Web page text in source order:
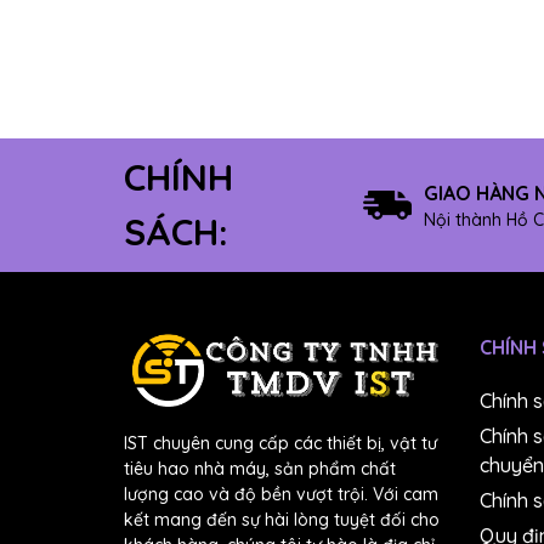
8" Không keo
Máy mài dây
#4000
#5000
#7000
#8000
Dung dịch chuẩn pH
Máy đúc
Bút đo NO3-
CHÍNH
SÁCH:
GIAO HÀNG
Nội thành Hồ
IST chuyên cung cấp các thiết bị, vật tư
tiêu hao nhà máy, sản phẩm chất
lượng cao và độ bền vượt trội. Với cam
kết mang đến sự hài lòng tuyệt đối cho
CHÍNH
Chính
Chính
chuyển
Chính
Quy